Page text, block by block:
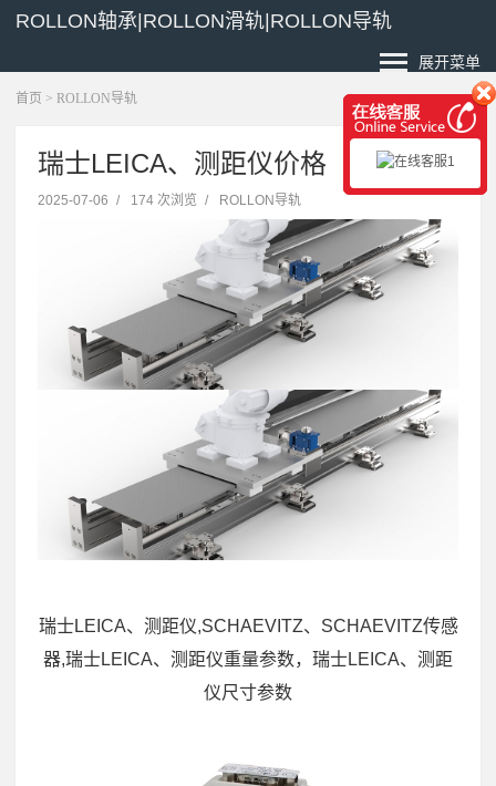
ROLLON轴承|ROLLON滑轨|ROLLON导轨
展开菜单
首页 > ROLLON导轨
瑞士LEICA、测距仪价格
2025-07-06 / 174 次浏览 / ROLLON导轨
瑞士LEICA、测距仪,SCHAEVITZ、SCHAEVITZ传感
器,瑞士LEICA、测距仪重量参数，瑞士LEICA、测距
仪尺寸参数